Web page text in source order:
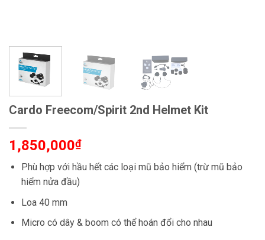
Cardo Freecom/Spirit 2nd Helmet Kit
1,850,000₫
Phù hợp với hầu hết các loại mũ bảo hiểm (trừ mũ bảo
hiểm nửa đầu)
Loa 40 mm
Micro có dây & boom có ​​thể hoán đổi cho nhau